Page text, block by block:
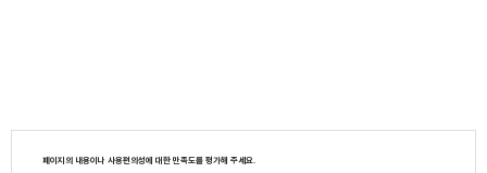
페이지의 내용이나 사용편의성에 대한 만족도를 평가해 주세요.